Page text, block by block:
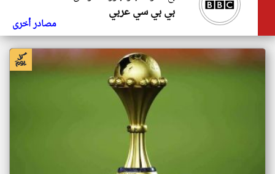
بي بي سي عربي
مصادر أخرى